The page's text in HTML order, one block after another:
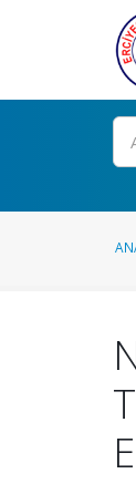
Ara